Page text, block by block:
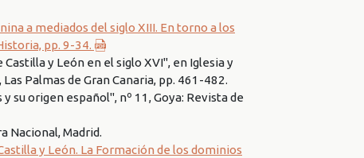
a mediados del siglo XIII. En torno a los
pp. 9-34.
y León en el siglo XVI", en Iglesia y
Palmas de Gran Canaria, pp. 461-482.
su origen español", nº 11, Goya: Revista de
Nacional, Madrid.
y León. La Formación de los dominios